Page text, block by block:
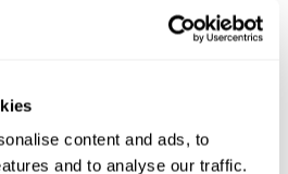
content and ads, to
and to analyse our traffic.
холболтын өөрчлөлт нь
илүү үр дүнтэй, бага
ч тоглоом ашиглан бэлтгэл хийх
нь зүйтэй. Танин мэдэхүйн
үр нөлөөг нэмэгдүүлэх
ёстой. Сайн ойлгох хөтөлбөр